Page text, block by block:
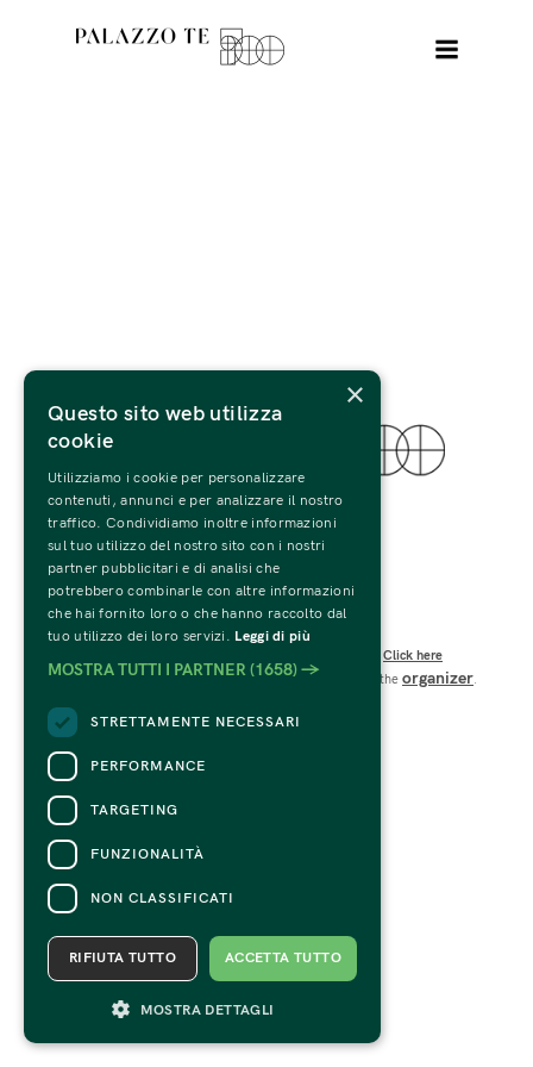
© 2022 Fondazione Palazzo Te
Tutti i Diritti Riservati
C.F. e P.IVA 01594270207
Codice SDI: USAL8PV
Viale Te n.19 – 46100 Mantova
CONTACTS
Click here
For information on the program and the event, contact the organizer.
×
Questo sito web utilizza
cookie
Utilizziamo i cookie per personalizzare
contenuti, annunci e per analizzare il nostro
traffico. Condividiamo inoltre informazioni
sul tuo utilizzo del nostro sito con i nostri
partner pubblicitari e di analisi che
potrebbero combinarle con altre informazioni
che hai fornito loro o che hanno raccolto dal
tuo utilizzo dei loro servizi. Leggi di più
MOSTRA TUTTI I PARTNER (1658) →
STRETTAMENTE NECESSARI
PERFORMANCE
TARGETING
FUNZIONALITÀ
NON CLASSIFICATI
ACCETTA TUTTO
RIFIUTA TUTTO
MOSTRA DETTAGLI